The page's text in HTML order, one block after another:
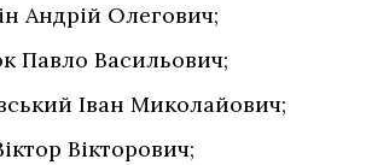
Андрій Олегович;
Павло Васильович;
Іван Миколайович;
Вікторович;